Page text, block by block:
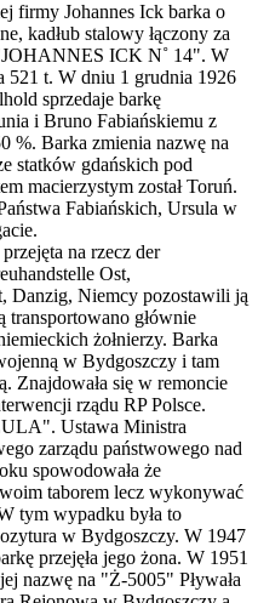
firmy Johannes Ick barka o
kadłub stalowy łączony za
ICK N˚ 14". W
521 t. W dniu 1 grudnia 1926
sprzedaje barkę
i Bruno Fabiańskiemu z
%. Barka zmienia nazwę na
statków gdańskich pod
macierzystym został Toruń.
Fabiańskich, Ursula w
na rzecz der
Ost,
Danzig, Niemcy pozostawili ją
głównie
żołnierzy. Barka
w Bydgoszczy i tam
Znajdowała się w remoncie
rządu RP Polsce.
Ustawa Ministra
zarządu państwowego nad
spowodowała że
taborem lecz wykonywać
tym wypadku była to
w Bydgoszczy. W 1947
przejęła jego żona. W 1951
nazwę na "Ż-5005" Pływała